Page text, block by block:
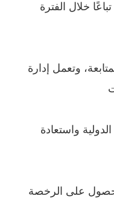
خلال الفترة
قضايا قيد المتابعة، وتعمل إدارة
واستعادة
على الرخصة